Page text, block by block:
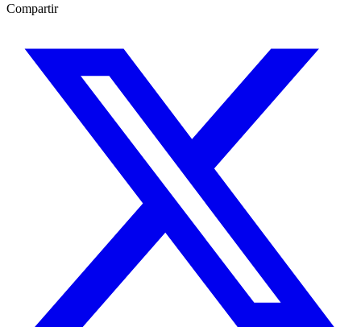
Compartir